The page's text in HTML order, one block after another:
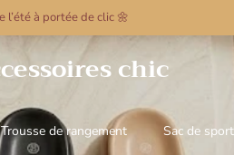
l’été à portée de clic 🌼
chic
Trousse de rangement Sac de sport